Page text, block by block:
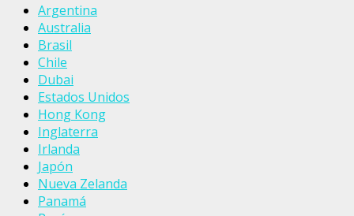
Argentina
Australia
Brasil
Chile
Dubai
Estados Unidos
Hong Kong
Inglaterra
Irlanda
Japón
Nueva Zelanda
Panamá